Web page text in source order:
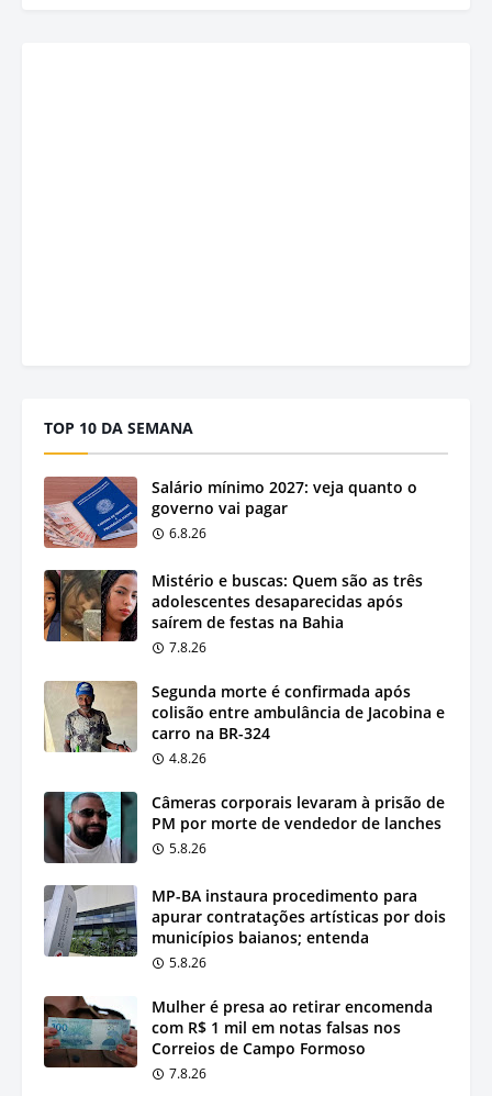
TOP 10 DA SEMANA
Salário mínimo 2027: veja quanto o
governo vai pagar
6.8.26
Mistério e buscas: Quem são as três
adolescentes desaparecidas após
saírem de festas na Bahia
7.8.26
Segunda morte é confirmada após
colisão entre ambulância de Jacobina e
carro na BR-324
4.8.26
Câmeras corporais levaram à prisão de
PM por morte de vendedor de lanches
5.8.26
MP-BA instaura procedimento para
apurar contratações artísticas por dois
municípios baianos; entenda
5.8.26
Mulher é presa ao retirar encomenda
com R$ 1 mil em notas falsas nos
Correios de Campo Formoso
7.8.26